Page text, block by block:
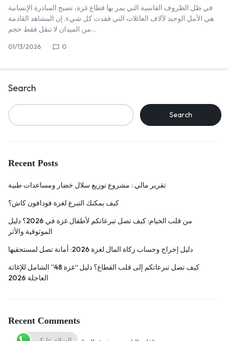
في ظل الظروف القاسية التي يمر بها قطاع غزة، تصبح المبادرة الإنسانية
هي الأمل الوحيد لآلاف العائلات التي فقدت كل شيء. إن المشاهد القادمة
من الميدان لا تنقل فقط حجم…
01/13/2026 0
Search
Search
Recent Posts
تقرير مالي : مشروع توزيع سلال خضار ومساعدات طبية
كيف يمكنك التبرع لغزة فودافون كاش؟
من قلب الخيام: كيف تصل تبرعاتكم لأطفال غزة في 2026؟ دليل
الموثوقية والأثر
دليل إخراج وحساب زكاة المال لغزة 2026: أمانة تصل لمستحقيها
كيف تصل تبرعاتكم إلى قلب القطاع؟ دليل “غزة 48” الشامل للإغاثة
العاجلة 2026
Recent Comments